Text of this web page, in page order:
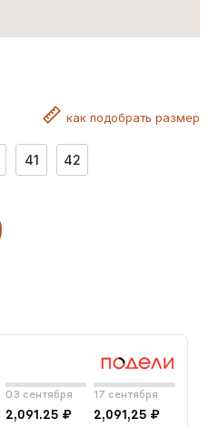
как подобрать размер
41 42
03 сентября
2,091.25 ₽
17 сентября
2,091,25 ₽